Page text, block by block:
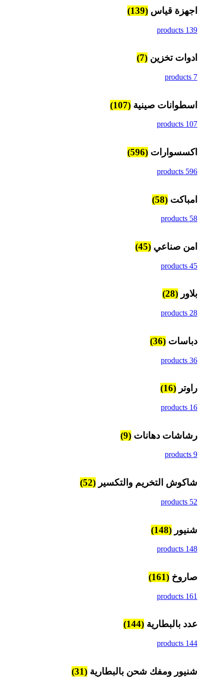
اجهزة قياس (139)
139 products
ادوات تخزين (7)
7 products
اسطوانات صينية (107)
107 products
اكسسوارات (596)
596 products
امباكت (58)
58 products
امن صناعي (45)
45 products
بلاور (28)
28 products
دباسات (36)
36 products
راوتر (16)
16 products
رشاشات دهانات (9)
9 products
شاكوش التخريم والتكسير (52)
52 products
شنيور (148)
148 products
صاروخ (161)
161 products
عدد بالبطارية (144)
144 products
شنيور ومفك شحن بالبطارية (31)